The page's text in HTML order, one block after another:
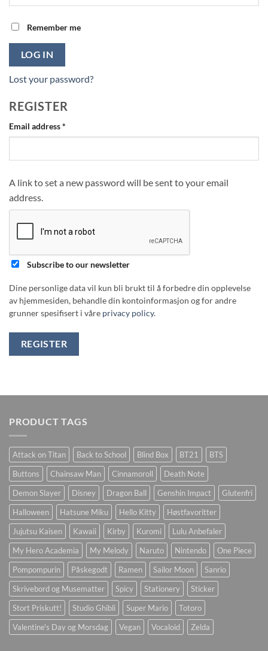
Remember me
LOG IN
Lost your password?
REGISTER
Email address*
A link to set a new password will be sent to your email
address.
Subscribe to our newsletter
Dine personlige data vil kun bli brukt til å forbedre din opplevelse
av hjemmesiden, behandle din kontoinformasjon og for andre
grunner spesifisert i våre privacy policy.
REGISTER
PRODUCT TAGS
Attack on Titan Back to School Blind Box BT21
BTS
Buttons
Chainsaw Man Cinnamoroll
Death Note
Demon Slayer
Disney Dragon Ball Genshin Impact
Glutenfri
Halloween
Hatsune Miku Hello Kitty
Høstfavoritter
Jujutsu Kaisen
Kawaii Kirby Kuromi
Lulu Anbefaler
My Hero Academia
My Melody Naruto Nintendo
One Piece
Pompompurin
Påskegodt Ramen Sailor Moon
Sanrio
Skrivebord og Musematter
Spicy Stationery
Sticker
Stort Priskutt!
Studio Ghibli Super Mario
Totoro
Valentine's Day og Morsdag
Vegan Vocaloid Zelda